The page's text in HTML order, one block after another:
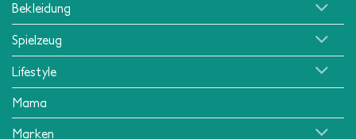
Bekleidung
Spielzeug
Lifestyle
Mama
Marken